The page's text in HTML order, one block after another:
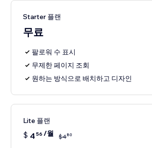
Starter 플랜
무료
팔로워 수 표시
무제한 페이지 조회
원하는 방식으로 배치하고 디자인
Lite 플랜
$ 4 56 /월 $480